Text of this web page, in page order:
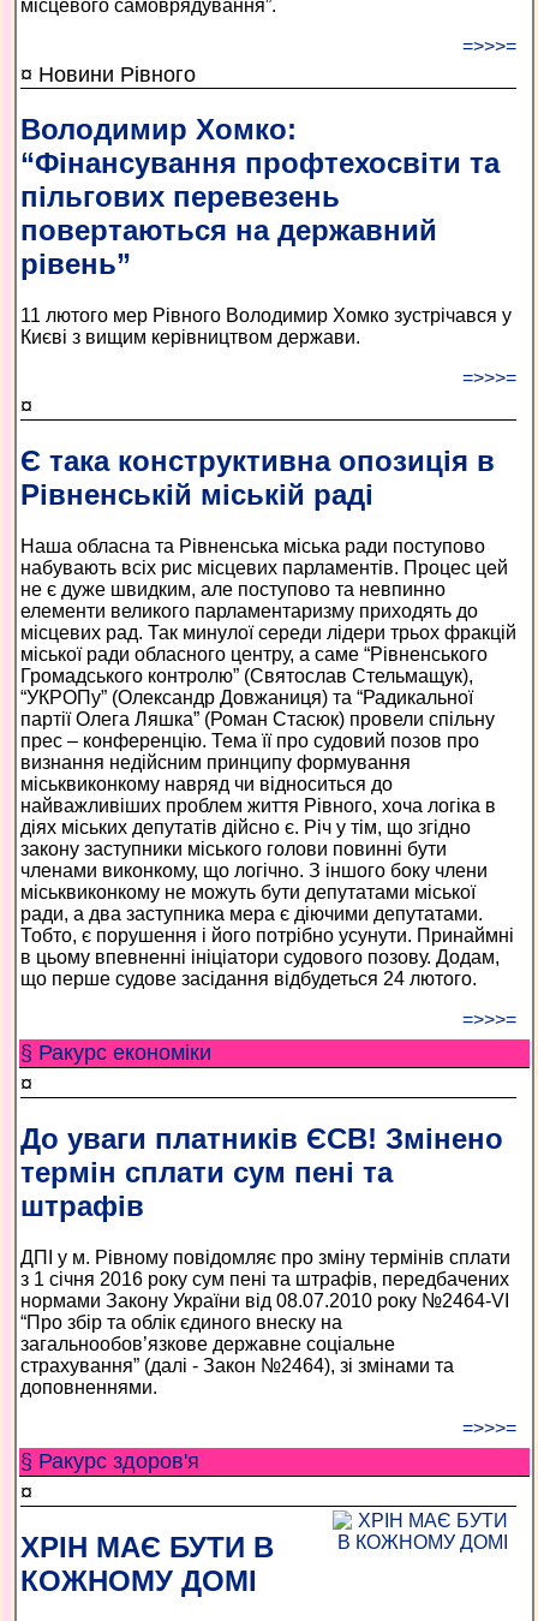
місцевого самоврядування”.
=>>>=
¤ Новини Рівного
Володимир Хомко:
“Фінансування профтехосвіти та
пільгових перевезень
повертаються на державний
рівень”
11 лютого мер Рівного Володимир Хомко зустрічався у
Києві з вищим керівництвом держави.
=>>>=
¤
Є така конструктивна опозиція в
Рівненській міській раді
Наша обласна та Рівненська міська ради поступово
набувають всіх рис місцевих парламентів. Процес цей
не є дуже швидким, але поступово та невпинно
елементи великого парламентаризму приходять до
місцевих рад. Так минулої середи лідери трьох фракцій
міської ради обласного центру, а саме “Рівненського
Громадського контролю” (Святослав Стельмащук),
“УКРОПу” (Олександр Довжаниця) та “Радикальної
партії Олега Ляшка” (Роман Стасюк) провели спільну
прес – конференцію. Тема її про судовий позов про
визнання недійсним принципу формування
міськвиконкому навряд чи відноситься до
найважливіших проблем життя Рівного, хоча логіка в
діях міських депутатів дійсно є. Річ у тім, що згідно
закону заступники міського голови повинні бути
членами виконкому, що логічно. З іншого боку члени
міськвиконкому не можуть бути депутатами міської
ради, а два заступника мера є діючими депутатами.
Тобто, є порушення і його потрібно усунути. Принаймні
в цьому впевненні ініціатори судового позову. Додам,
що перше судове засідання відбудеться 24 лютого.
=>>>=
§ Ракурс економiки
¤
До уваги платників ЄСВ! Змінено
термін сплати сум пені та
штрафів
ДПІ у м. Рівному повідомляє про зміну термінів сплати
з 1 січня 2016 року сум пені та штрафів, передбачених
нормами Закону України від 08.07.2010 року №2464-VI
“Про збір та облік єдиного внеску на
загальнообов’язкове державне соціальне
страхування” (далі - Закон №2464), зі змінами та
доповненнями.
=>>>=
§ Ракурс здоров'я
¤
ХРІН МАЄ БУТИ В
КОЖНОМУ ДОМІ